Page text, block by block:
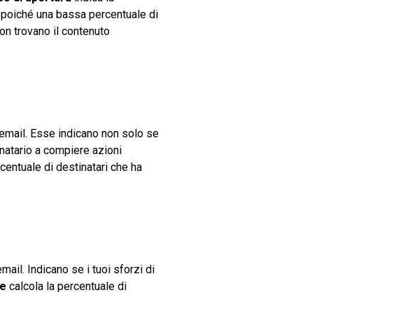
una bassa percentuale di
trovano il contenuto
Esse indicano non solo se
a compiere azioni
di destinatari che ha
Indicano se i tuoi sforzi di
calcola la percentuale di